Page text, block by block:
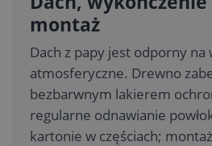
montaż
Dach z papy jest odporny na
atmosferyczne. Drewno
bezbarwnym lakierem
regularne odnawianie
kartonie w częściach;